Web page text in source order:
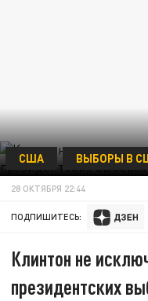
США ВЫБОРЫ В
28 ОКТЯБРЯ 22:44
ПОДПИШИТЕСЬ:
Клинтон не
президентских